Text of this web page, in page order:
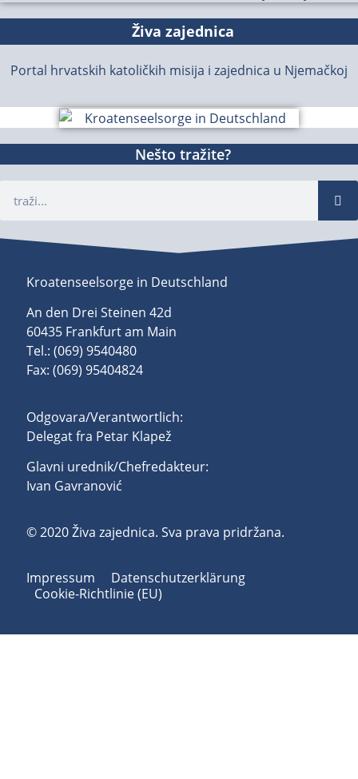
Živa zajednica
Portal hrvatskih katoličkih misija i zajednica u Njemačkoj
Nešto tražite?
Kroatenseelsorge in Deutschland
An den Drei Steinen 42d
60435 Frankfurt am Main
Tel.: (069) 9540480
Fax: (069) 95404824
Odgovara/Verantwortlich:
Delegat fra Petar Klapež
Glavni urednik/Chefredakteur:
Ivan Gavranović
© 2020 Živa zajednica. Sva prava pridržana.
Impressum
Datenschutzerklärung
Cookie-Richtlinie (EU)